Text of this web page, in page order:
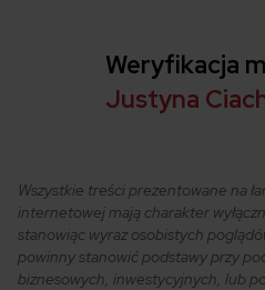
Weryfikacja
Justyna
Wszystkie treści prezentowane na
internetowej mają charakter
stanowiąc wyraz osobistych
powinny stanowić podstawy przy
biznesowych, inwestycyjnych, lub